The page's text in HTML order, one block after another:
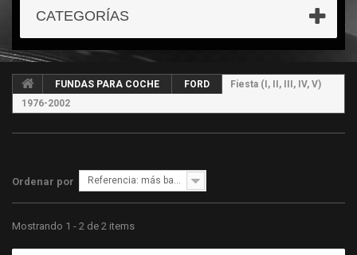
CATEGORÍAS
FUNDAS PARA COCHE FORD
Fiesta (I, II, III, IV, V)
1976-2002
Ordenar por Referencia: más bajo primero
Mostrando 1 - 2 de 2 items